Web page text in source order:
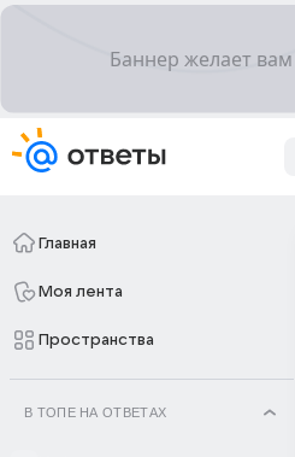
Главная
Моя лента
Пространства
В ТОПЕ НА ОТВЕТАХ